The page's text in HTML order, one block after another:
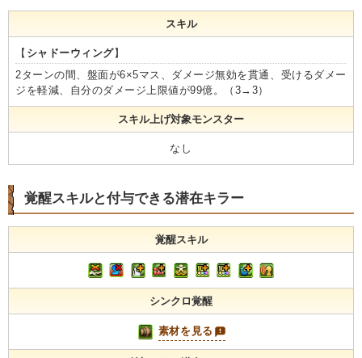
スキル
【 シャドーウィング】
2ターンの間、盤面が6×5マス、ダメージ無効を貫通、受けるダメー
ジを軽減、自分のダメージ上限値が99億。（3→3）
スキル上げ対象モンスター
なし
覚醒スキルと付与できる潜在キラー
覚醒スキル
シンクロ覚醒
素材を見る